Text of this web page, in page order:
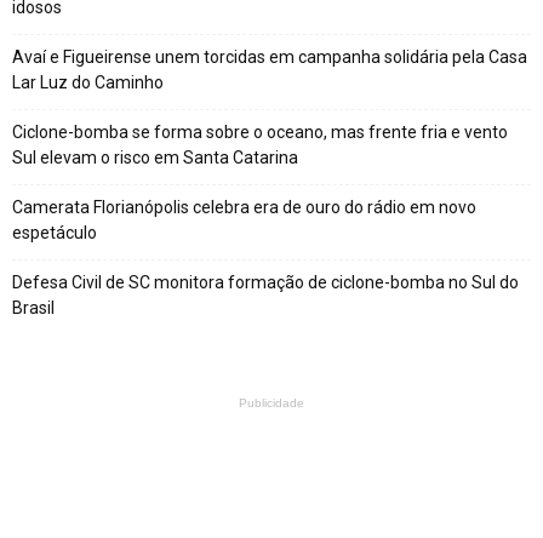
idosos
Avaí e Figueirense unem torcidas em campanha solidária pela Casa
Lar Luz do Caminho
Ciclone-bomba se forma sobre o oceano, mas frente fria e vento
Sul elevam o risco em Santa Catarina
Camerata Florianópolis celebra era de ouro do rádio em novo
espetáculo
Defesa Civil de SC monitora formação de ciclone-bomba no Sul do
Brasil
Publicidade